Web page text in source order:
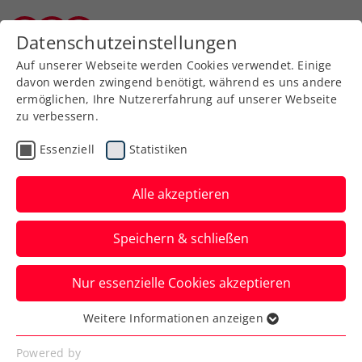
Zurück zur Newsübersicht
Turniere
Upper Austria Ladies Linz
feiert grandiose Premiere
als WTA-500-Turnier
Erster Aufschlag ein Winner:
Turnierdirektorin Sandra Reichel zieht
hocherfreut Bilanz über das Event.
Verfasst von: Presseaussendung / Redaktion, 04.02.2024
Datenschutzeinstellungen
Auf unserer Webseite werden Cookies verwendet. Einige
davon werden zwingend benötigt, während es uns andere
ermöglichen, Ihre Nutzererfahrung auf unserer Webseite
zu verbessern.
Essenziell Statistiken
Alle akzeptieren
Speichern & schließen
Nur essenzielle Cookies akzeptieren
Essenziell
Essenzielle Cookies werden für grundlegende
Weitere Informationen anzeigen
Powered by